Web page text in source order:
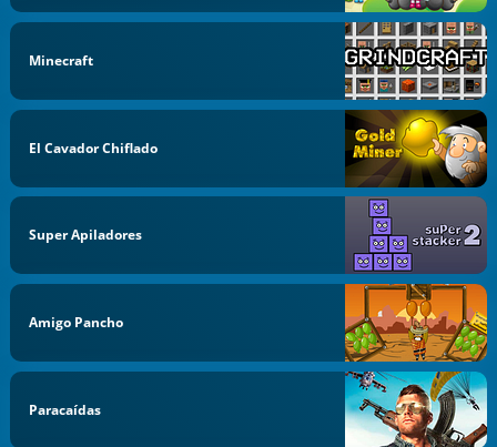
Minecraft
El Cavador Chiflado
Super Apiladores
Amigo Pancho
Paracaídas